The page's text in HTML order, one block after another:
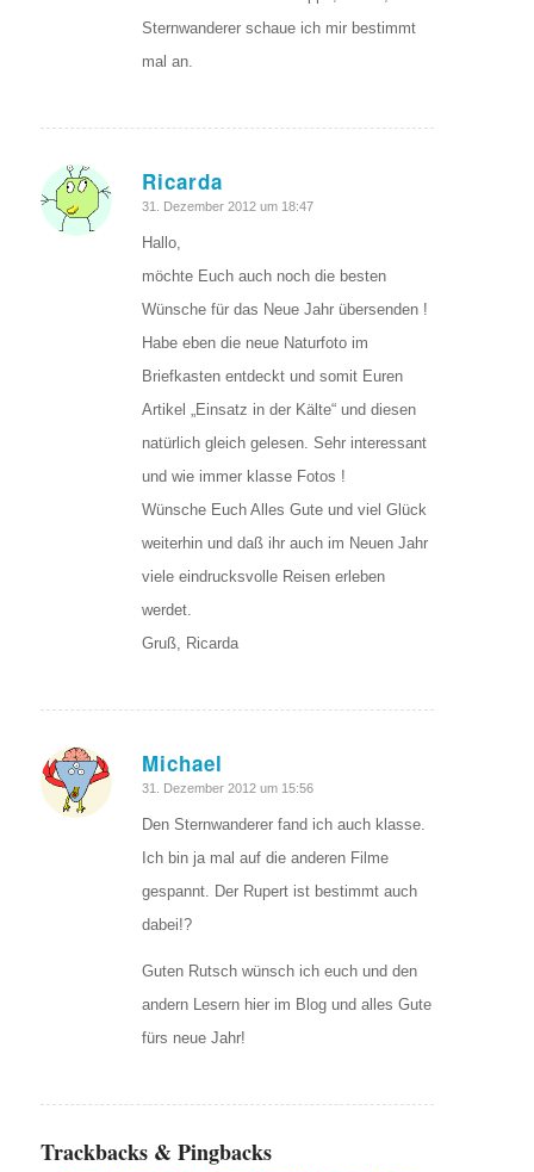
Sternwanderer schaue ich mir bestimmt
mal an.
Ricarda
sagte:
31. Dezember 2012 um 18:47
Hallo,
möchte Euch auch noch die besten
Wünsche für das Neue Jahr übersenden !
Habe eben die neue Naturfoto im
Briefkasten entdeckt und somit Euren
Artikel „Einsatz in der Kälte“ und diesen
natürlich gleich gelesen. Sehr interessant
und wie immer klasse Fotos !
Wünsche Euch Alles Gute und viel Glück
weiterhin und daß ihr auch im Neuen Jahr
viele eindrucksvolle Reisen erleben
werdet.
Gruß, Ricarda
Michael
sagte:
31. Dezember 2012 um 15:56
Den Sternwanderer fand ich auch klasse.
Ich bin ja mal auf die anderen Filme
gespannt. Der Rupert ist bestimmt auch
dabei!?
Guten Rutsch wünsch ich euch und den
andern Lesern hier im Blog und alles Gute
fürs neue Jahr!
Trackbacks & Pingbacks